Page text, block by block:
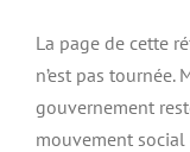
La page de cette
n’est pas tournée.
gouvernement
mouvement social